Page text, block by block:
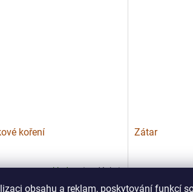
obsahu a reklam, poskytování funkcí
koření
Skladem(>5 dávka)
Zátar